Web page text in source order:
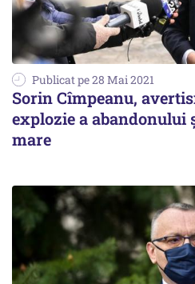
Publicat pe 28 Mai 2021
Sorin Cîmpeanu,
explozie a abandonului
mare